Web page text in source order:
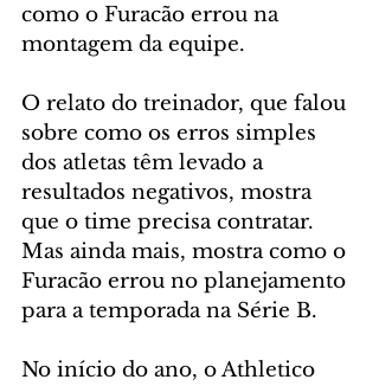
como o Furacão errou na
montagem da equipe.
O relato do treinador, que falou
sobre como os erros simples
dos atletas têm levado a
resultados negativos, mostra
que o time precisa contratar.
Mas ainda mais, mostra como o
Furacão errou no planejamento
para a temporada na Série B.
No início do ano, o Athletico